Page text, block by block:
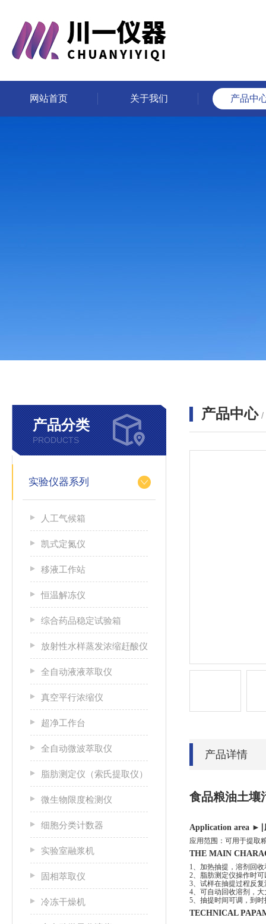
网站首页 关于我们 产品中
产品分类
PRODUCTS
实验仪器系列
人工气候箱
凯式定氮仪
移液工作站
恒温解冻仪
综合药品稳定试验箱
放射性水样蒸发浓缩赶酸仪
全自动液液萃取仪
真空平行浓缩仪
超净工作台
全自动微波萃取仪
脂肪测定仪（索氏提取仪）
微生物限度检测仪
细胞分类计数器
实验室融浆机
固相萃取仪
冷冻干燥机
产品中心 /
产品详情
食品粮油土壤
Application area ►∣
应用范围：可用于提取
THE MAIN
1、加热抽提，溶剂回
2、脂肪测定仪操作时
3、试样在抽提过程反
4、可自动回收溶剂，
5、抽提时间可调，到时
TECHNICAL